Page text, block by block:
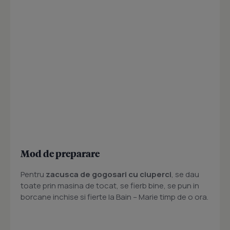
Mod de preparare
Pentru zacusca de gogosari cu ciuperci, se dau
toate prin masina de tocat, se fierb bine, se pun in
borcane inchise si fierte la Bain – Marie timp de o ora.